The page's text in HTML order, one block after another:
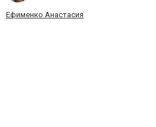
Ефименко Анастасия